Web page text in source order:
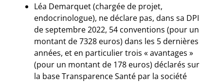
Léa Demarquet (chargée de projet,
endocrinologue), ne déclare pas, dans sa DPI
de septembre 2022, 54 conventions (pour un
montant de 7328 euros) dans les 5 dernières
années, et en particulier trois « avantages »
(pour un montant de 178 euros) déclarés sur
la base Transparence Santé par la société